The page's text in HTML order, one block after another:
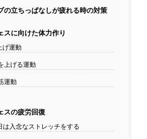
の立ちっぱなしが疲れる時の対策
スに向けた体力作り
げ運動
上げる運動
運動
スの疲労回復
は入念なストレッチをする